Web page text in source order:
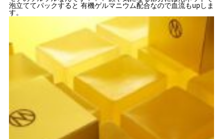
泡立ててパックすると 有機ゲルマニウム配合なので血流もupしま
す。